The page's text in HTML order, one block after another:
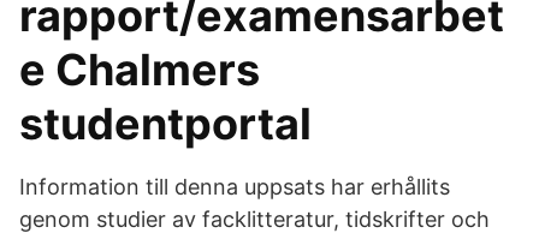
rapport/examensarbet
e Chalmers
studentportal
Information till denna uppsats har erhållits
genom studier av facklitteratur, tidskrifter och